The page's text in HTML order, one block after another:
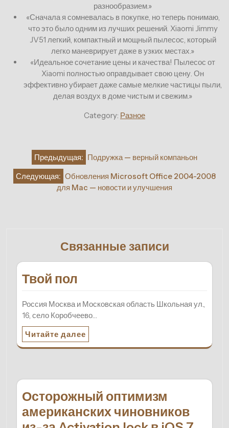
разнообразием.»
«Сначала я сомневалась в покупке, но теперь понимаю,
что это было одним из лучших решений. Xiaomi Jimmy
JV51 легкий, компактный и мощный пылесос, который
легко маневрирует даже в узких местах.»
«Идеальное сочетание цены и качества! Пылесос от
Xiaomi полностью оправдывает свою цену. Он
эффективно убирает даже самые мелкие частицы пыли,
делая воздух в доме чистым и свежим.»
Category: Разное
Навигация
по
записям
Предыдущая: Подружка — верный компаньон
Следующая: Обновления Microsoft Office 2004-2008
для Mac — новости и улучшения
Связанные записи
Твой пол
Россия Москва и Московская область Школьная ул.,
16, село Коробчеево…
Читайте далее
Осторожный оптимизм
американских чиновников